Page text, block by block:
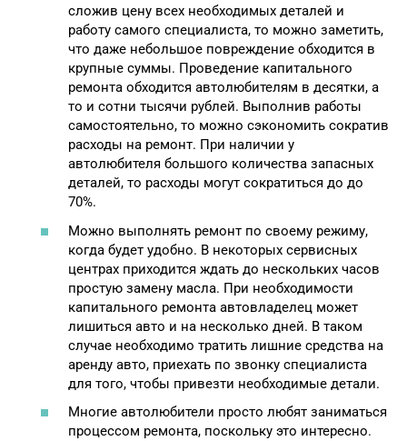
сложив цену всех необходимых деталей и
работу самого специалиста, то можно заметить,
что даже небольшое повреждение обходится в
крупные суммы. Проведение капитального
ремонта обходится автолюбителям в десятки, а
то и сотни тысячи рублей. Выполнив работы
самостоятельно, то можно сэкономить сократив
расходы на ремонт. При наличии у
автолюбителя большого количества запасных
деталей, то расходы могут сократиться до до
70%.
Можно выполнять ремонт по своему режиму,
когда будет удобно. В некоторых сервисных
центрах приходится ждать до нескольких часов
простую замену масла. При необходимости
капитального ремонта автовладелец может
лишиться авто и на несколько дней. В таком
случае необходимо тратить лишние средства на
аренду авто, приехать по звонку специалиста
для того, чтобы привезти необходимые детали.
Многие автолюбители просто любят заниматься
процессом ремонта, поскольку это интересно.